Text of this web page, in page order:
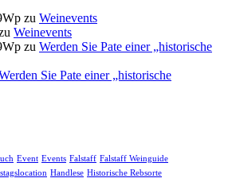
zu Weinevents
Weinevents
zu Werden Sie Pate einer „historische
Sie Pate einer „historische
Event Events Falstaff Falstaff Weinguide
Handlese Historische Rebsorte